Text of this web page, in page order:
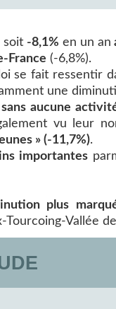
soit -8,1% en un an
France (-6,8%).
se fait ressentir
une
aucune
vu leur
» (-11,7%).
importantes
plus
Vallée